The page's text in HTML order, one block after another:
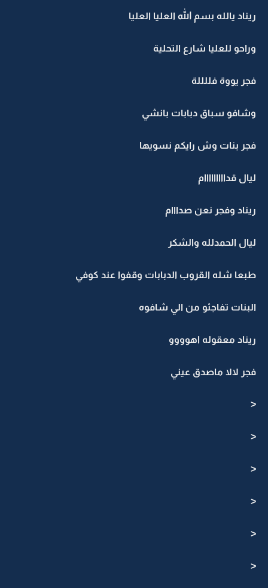
ريناد يالله بسم الله العليا العليا
وراحو للعليا شارع التحلية
فجر يووة فللللة
وشافو سباق دبابات بانشي
فجر بنات وش رايكم نسويها
ليال قدااااااااام
ريناد وفجر نعن صدااام
ليال الحمدلله والشكر
طبعا شله القروب الدبابات وقفوا عند كوفي
البنات تفاجئو من الي شافوه
ريناد معقوله اهوووو
فجر لالا ماصدق عيني
<
<
<
<
<
<